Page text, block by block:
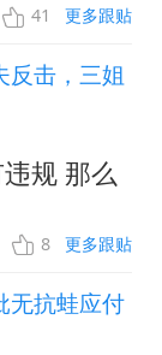
41 更多跟贴
反击，三姐
规 那么
8 更多跟贴
无抗蛙应付